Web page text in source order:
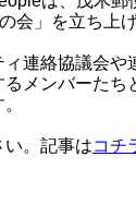
会」を立ち上
連絡協議会や
メンバーたち
い。記事はコチ